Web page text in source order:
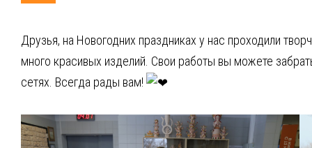
Друзья, на Новогодних праздниках у нас проходили
много красивых изделий. Свои работы вы можете
сетях. Всегда рады вам!